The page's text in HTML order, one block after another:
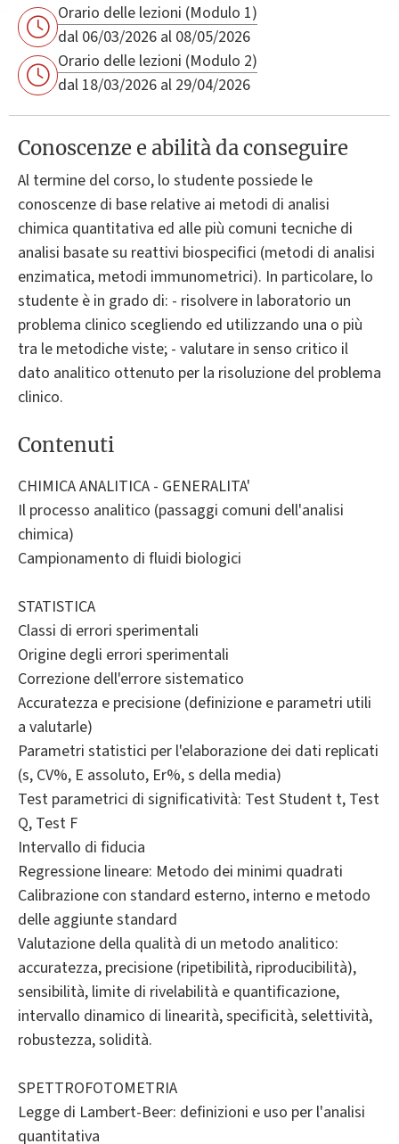
Orario delle lezioni (Modulo 1)
dal 06/03/2026 al 08/05/2026
Orario delle lezioni (Modulo 2)
dal 18/03/2026 al 29/04/2026
Conoscenze e abilità da conseguire
Al termine del corso, lo studente possiede le
conoscenze di base relative ai metodi di analisi
chimica quantitativa ed alle più comuni tecniche di
analisi basate su reattivi biospecifici (metodi di analisi
enzimatica, metodi immunometrici). In particolare, lo
studente è in grado di: - risolvere in laboratorio un
problema clinico scegliendo ed utilizzando una o più
tra le metodiche viste; - valutare in senso critico il
dato analitico ottenuto per la risoluzione del problema
clinico.
Contenuti
CHIMICA ANALITICA - GENERALITA'
Il processo analitico (passaggi comuni dell'analisi
chimica)
Campionamento di fluidi biologici
STATISTICA
Classi di errori sperimentali
Origine degli errori sperimentali
Correzione dell'errore sistematico
Accuratezza e precisione (definizione e parametri utili
a valutarle)
Parametri statistici per l'elaborazione dei dati replicati
(s, CV%, E assoluto, Er%, s della media)
Test parametrici di significatività: Test Student t, Test
Q, Test F
Intervallo di fiducia
Regressione lineare: Metodo dei minimi quadrati
Calibrazione con standard esterno, interno e metodo
delle aggiunte standard
Valutazione della qualità di un metodo analitico:
accuratezza, precisione (ripetibilità, riproducibilità),
sensibilità, limite di rivelabilità e quantificazione,
intervallo dinamico di linearità, specificità, selettività,
robustezza, solidità.
SPETTROFOTOMETRIA
Legge di Lambert-Beer: definizioni e uso per l'analisi
quantitativa